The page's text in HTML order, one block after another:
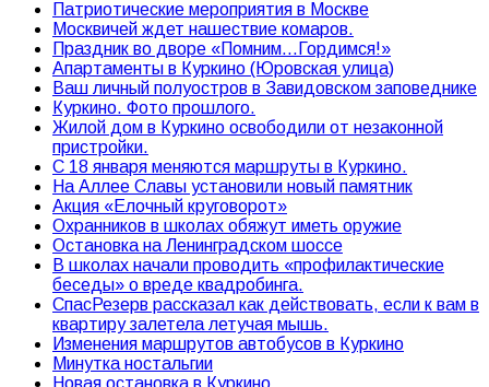
Патриотические мероприятия в Москве
Москвичей ждет нашествие комаров.
Праздник во дворе «Помним…Гордимся!»
Апартаменты в Куркино (Юровская улица)
Ваш личный полуостров в Завидовском заповеднике
Куркино. Фото прошлого.
Жилой дом в Куркино освободили от незаконной
пристройки.
С 18 января меняются маршруты в Куркино.
На Аллее Славы установили новый памятник
Акция «Елочный круговорот»
Охранников в школах обяжут иметь оружие
Остановка на Ленинградском шоссе
В школах начали проводить «профилактические
беседы» о вреде квадробинга.
СпасРезерв рассказал как действовать, если к вам в
квартиру залетела летучая мышь.
Изменения маршрутов автобусов в Куркино
Минутка ностальгии
Новая остановка в Куркино